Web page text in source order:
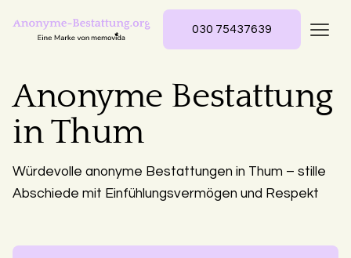
030 75437639
Anonyme Bestattung
in Thum
Würdevolle anonyme Bestattungen in Thum – stille
Abschiede mit Einfühlungsvermögen und Respekt